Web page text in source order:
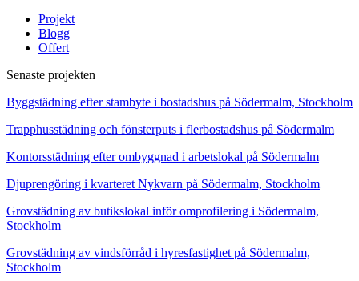
Projekt
Blogg
Offert
Senaste projekten
Byggstädning efter stambyte i bostadshus på Södermalm, Stockholm
Trapphusstädning och fönsterputs i flerbostadshus på Södermalm
Kontorsstädning efter ombyggnad i arbetslokal på Södermalm
Djuprengöring i kvarteret Nykvarn på Södermalm, Stockholm
Grovstädning av butikslokal inför omprofilering i Södermalm,
Stockholm
Grovstädning av vindsförråd i hyresfastighet på Södermalm,
Stockholm